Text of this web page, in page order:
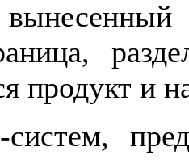
продукт и